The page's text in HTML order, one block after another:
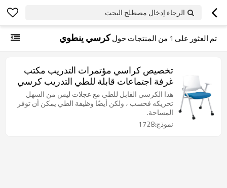
الرجاء إدخال مصطلح البحث
تم العثور على 1 من المنتجات حولكرسي ينطوي
تخصيص كراسي مؤتمرات التدريب مكتب
غرفة اجتماعات قابلة للطي التدريب كرسي
تكويم مع عجلات
هذا الكرسي القابل للطي مع عجلات ليس من السهل
تحريكه فحسب ، ولكن أيضًا وظيفة الطي يمكن أن توفر
المساحة.
نموذج:1728